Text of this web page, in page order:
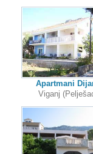
Apartmani
Viganj